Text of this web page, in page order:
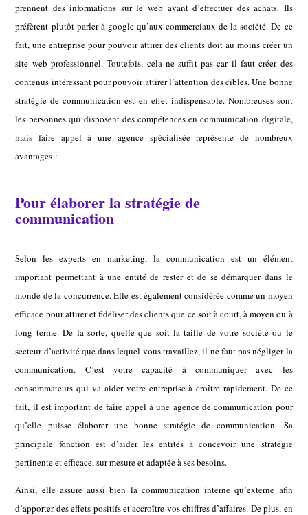
prennent des informations sur le web avant d’effectuer des achats. Ils
préfèrent plutôt parler à google qu’aux commerciaux de la société. De ce
fait, une entreprise pour pouvoir attirer des clients doit au moins créer un
site web professionnel. Toutefois, cela ne suffit pas car il faut créer des
contenus intéressant pour pouvoir attirer l’attention des cibles. Une bonne
stratégie de communication est en effet indispensable. Nombreuses sont
les personnes qui disposent des compétences en communication digitale,
mais faire appel à une agence spécialisée représente de nombreux
avantages :
Pour élaborer la stratégie de
communication
Selon les experts en marketing, la communication est un élément
important permettant à une entité de rester et de se démarquer dans le
monde de la concurrence. Elle est également considérée comme un moyen
efficace pour attirer et fidéliser des clients que ce soit à court, à moyen ou à
long terme. De la sorte, quelle que soit la taille de votre société ou le
secteur d’activité que dans lequel vous travaillez, il ne faut pas négliger la
communication. C’est votre capacité à communiquer avec les
consommateurs qui va aider votre entreprise à croître rapidement. De ce
fait, il est important de faire appel à une agence de communication pour
qu’elle puisse élaborer une bonne stratégie de communication. Sa
principale fonction est d’aider les entités à concevoir une stratégie
pertinente et efficace, sur mesure et adaptée à ses besoins.
Ainsi, elle assure aussi bien la communication interne qu’externe afin
d’apporter des effets positifs et accroître vos chiffres d’affaires. De plus, en